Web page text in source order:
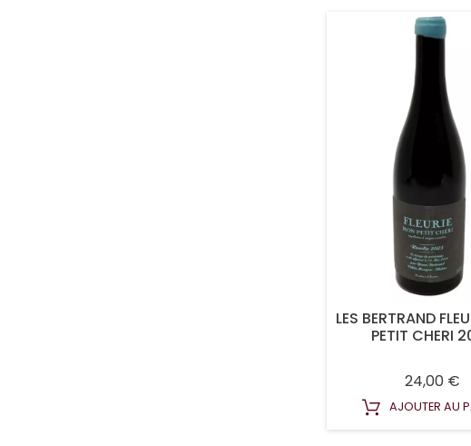
LES BERTRAND
PETIT CHERI
24,00 €
AJOUTER AU